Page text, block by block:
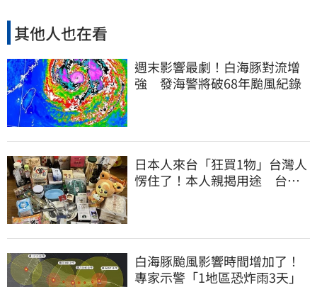
其他人也在看
週末影響最劇！白海豚對流增
強 發海警將破68年颱風紀錄
日本人來台「狂買1物」台灣人
愣住了！本人親揭用途 台網
白海豚颱風影響時間增加了！
專家示警「1地區恐炸雨3天」